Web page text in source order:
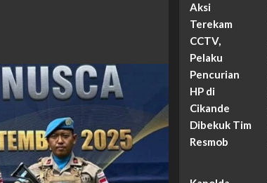
Aksi
Terekam
CCTV,
Pelaku
Pencurian
HP di
Cikande
Dibekuk Tim
Resmob